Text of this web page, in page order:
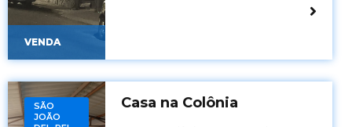
VENDA
SÃO
JOÃO
Casa na Colônia